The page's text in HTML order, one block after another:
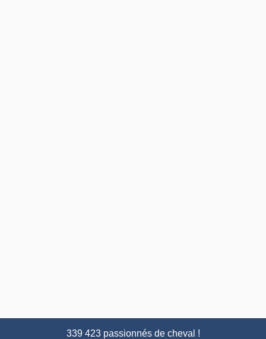
339 423 passionnés de cheval !